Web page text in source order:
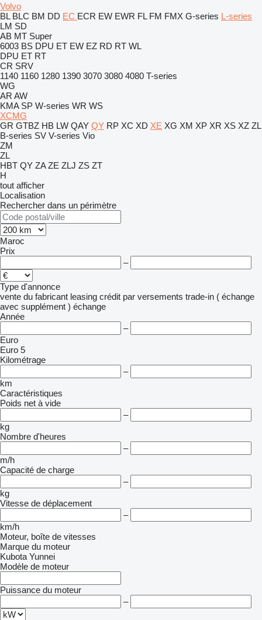
Volvo
BL BLC BM DD EC ECR EW EWR FL FM FMX G-series L-series
LM SD
AB MT Super
6003 BS DPU ET EW EZ RD RT WL
DPU ET RT
CR SRV
1140 1160 1280 1390 3070 3080 4080 T-series
WG
AR AW
KMA SP W-series WR WS
XCMG
GR GTBZ HB LW QAY QY RP XC XD XE XG XM XP XR XS XZ ZL
B-series SV V-series Vio
ZM
ZL
HBT QY ZA ZE ZLJ ZS ZT
H
tout afficher
Localisation
Rechercher dans un périmètre
Maroc
Prix
–
Type d'annonce
vente du fabricant leasing crédit par versements trade-in ( échange
avec supplément ) échange
Année
–
Euro
Euro 5
Kilométrage
–
km
Caractéristiques
Poids net à vide
–
kg
Nombre d'heures
–
m/h
Capacité de charge
–
kg
Vitesse de déplacement
–
km/h
Moteur, boîte de vitesses
Marque du moteur
Kubota Yunnei
Modèle de moteur
Puissance du moteur
–